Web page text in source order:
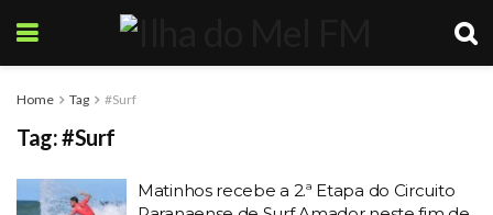
Home Tag #Surf
Tag:#Surf
Matinhos recebe a 2.ª Etapa do Circuito